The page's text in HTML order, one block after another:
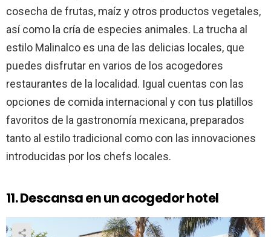
cosecha de frutas, maíz y otros productos vegetales,
así como la cría de especies animales. La trucha al
estilo Malinalco es una de las delicias locales, que
puedes disfrutar en varios de los acogedores
restaurantes de la localidad. Igual cuentas con las
opciones de comida internacional y con tus platillos
favoritos de la gastronomía mexicana, preparados
tanto al estilo tradicional como con las innovaciones
introducidas por los chefs locales.
11. Descansa en un acogedor hotel